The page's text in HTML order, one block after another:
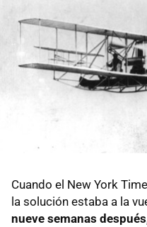
Cuando el New York
la solución estaba a la
nueve semanas